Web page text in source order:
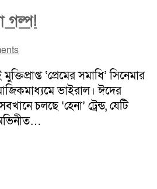
গল্প!
‘প্রেমের সমাধি’ সিনেমার
ভাইরাল। ঈদের
চলছে ‘হেনা’ ট্রেন্ড, যেটি